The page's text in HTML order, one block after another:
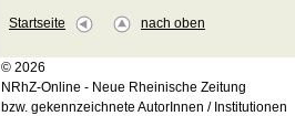
Startseite nach oben
© 2026
NRhZ-Online - Neue Rheinische Zeitung
bzw. gekennzeichnete AutorInnen / Institutionen